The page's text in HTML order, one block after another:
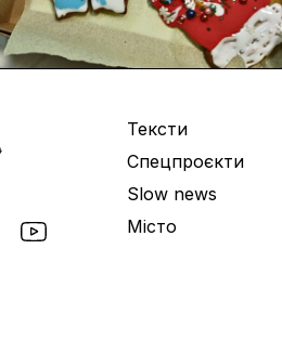
Тексти
Спецпроєкти
Slow news
Місто